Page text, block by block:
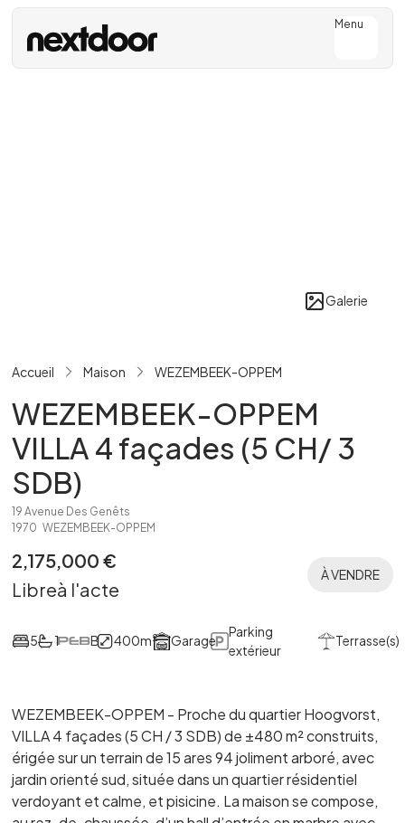
Menu
Galerie
Accueil Maison WEZEMBEEK-OPPEM
WEZEMBEEK-OPPEM
VILLA 4 façades (5 CH/ 3
SDB)
19 Avenue Des Genêts
1970 WEZEMBEEK-OPPEM
2,175,000 €
Libreà l'acte
À VENDRE
5 1 B 400m2 Garage
Parking
extérieur
Terrasse(s)
WEZEMBEEK-OPPEM - Proche du quartier Hoogvorst,
VILLA 4 façades (5 CH / 3 SDB) de ±480 m² construits,
érigée sur un terrain de 15 ares 94 joliment arboré, avec
jardin orienté sud, située dans un quartier résidentiel
verdoyant et calme, et pisicine. La maison se compose,